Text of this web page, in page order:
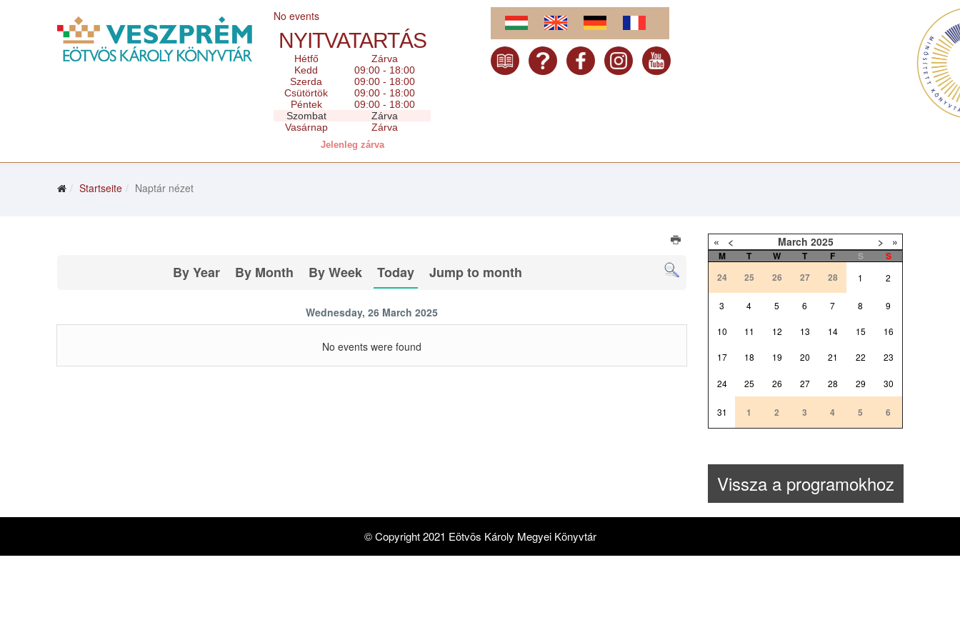
No events
NYITVATARTÁS
Hétfő
Zárva
Kedd
09:00 - 18:00
Szerda
09:00 - 18:00
Csütörtök
09:00 - 18:00
Péntek
09:00 - 18:00
Szombat
Zárva
Vasárnap
Zárva
Jelenleg zárva
Startseite Naptár nézet
By Year By Month By Week Today Jump to month
Wednesday, 26 March 2025
No events were found
« < March 2025 > »
M T W T F S
S
24
25 26 27 28 1 2
3 4 5 6 7 8 9
10 11 12 13 14 15 16
17 18 19 20 21 22 23
24 25 26 27 28 29 30
31 1 2 3 4 5 6
Vissza a programokhoz
© Copyright 2021 Eötvös Károly Megyei Könyvtár